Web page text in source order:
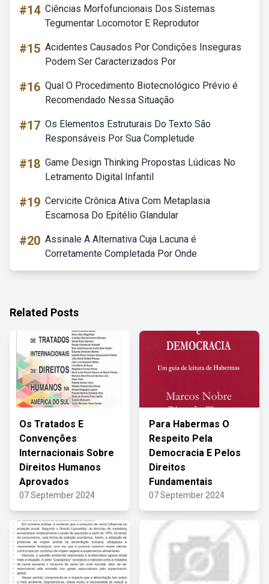
#14 Ciências Morfofuncionais Dos Sistemas
Tegumentar Locomotor E Reprodutor
#15 Acidentes Causados Por Condições Inseguras
Podem Ser Caracterizados Por
#16 Qual O Procedimento Biotecnológico Prévio é
Recomendado Nessa Situação
#17 Os Elementos Estruturais Do Texto São
Responsáveis Por Sua Completude
#18 Game Design Thinking Propostas Lúdicas No
Letramento Digital Infantil
#19 Cervicite Crônica Ativa Com Metaplasia
Escamosa Do Epitélio Glandular
#20 Assinale A Alternativa Cuja Lacuna é
Corretamente Completada Por Onde
Related Posts
Os Tratados E
Convenções
Internacionais Sobre
Direitos Humanos
Aprovados
07 September 2024
Para Habermas O
Respeito Pela
Democracia E Pelos
Direitos
Fundamentais
07 September 2024